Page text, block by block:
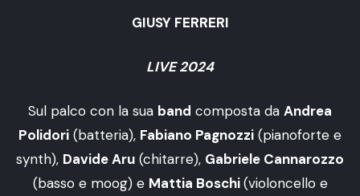
GIUSY FERRERI
LIVE 2024
Sul palco con la sua band composta da Andrea
Polidori (batteria), Fabiano Pagnozzi (pianoforte e
synth), Davide Aru (chitarre), Gabriele Cannarozzo
(basso e moog) e Mattia Boschi(violoncello e